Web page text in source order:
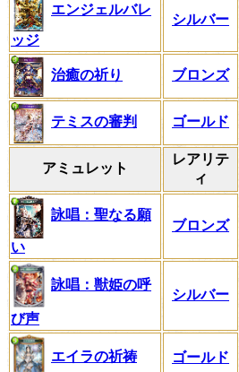
エンジェルバレ
ッジ
シルバー
治癒の祈り ブロンズ
テミスの審判 ゴールド
アミュレット
レアリテ
ィ
詠唱：聖なる願
い
ブロンズ
詠唱：獣姫の呼
び声
シルバー
エイラの祈祷 ゴールド